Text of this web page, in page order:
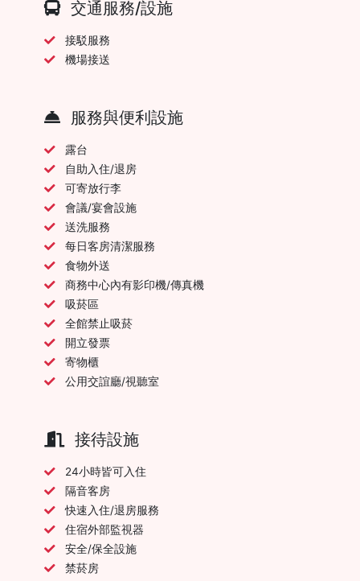
交通服務/設施
接駁服務
機場接送
服務與便利設施
露台
自助入住/退房
可寄放行李
會議/宴會設施
送洗服務
每日客房清潔服務
食物外送
商務中心內有影印機/傳真機
吸菸區
全館禁止吸菸
開立發票
寄物櫃
公用交誼廳/視聽室
接待設施
24小時皆可入住
隔音客房
快速入住/退房服務
住宿外部監視器
安全/保全設施
禁菸房